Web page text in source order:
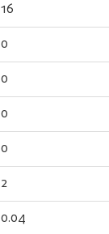
16
0
0
0
0
2
0.04